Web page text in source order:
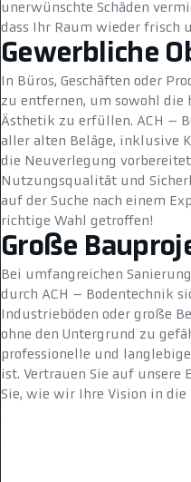
unerwünschte Schäden
dass Ihr Raum wieder frisch
Gewerbliche
In Büros, Geschäften oder
zu entfernen, um sowohl die
Ästhetik zu erfüllen. ACH –
aller alten Beläge, inklusive
die Neuverlegung
Nutzungsqualität und
auf der Suche nach einem
richtige Wahl getroffen!
Große
Bei umfangreichen
durch ACH – Bodentechnik
Industrieböden oder große
ohne den Untergrund zu
professionelle und
ist. Vertrauen Sie auf unsere
Sie, wie wir Ihre Vision in die